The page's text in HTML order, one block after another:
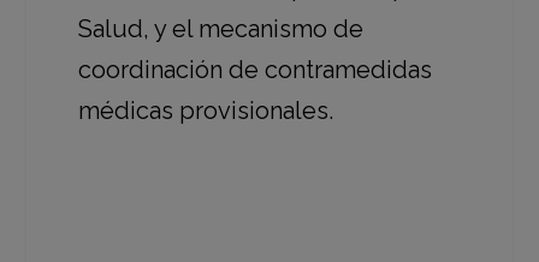
Salud, y el mecanismo de
coordinación de contramedidas
médicas provisionales.